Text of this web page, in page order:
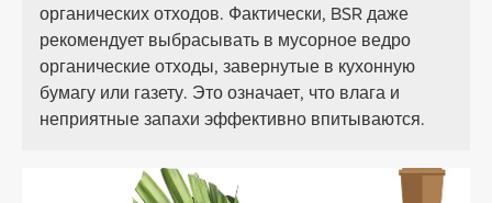
органических отходов. Фактически, BSR даже
рекомендует выбрасывать в мусорное ведро
органические отходы, завернутые в кухонную
бумагу или газету. Это означает, что влага и
неприятные запахи эффективно впитываются.